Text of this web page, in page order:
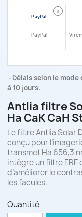
i
PayPal
Délais selon le
à 10 jours.
Antlia filtre
Ha CaK CaH
Le filtre Antlia Solar
conçu pour
transmet Ha 656,3
intègre un filtre ERF
d’améliorer le
les facules.
Quantité